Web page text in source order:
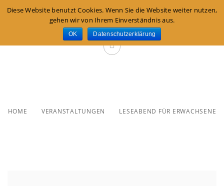
HOME VERANSTALTUNGEN LESEABEND FÜR ERWACHSENE
Diese Website benutzt Cookies. Wenn Sie die Website weiter nutzen,
gehen wir von Ihrem Einverständnis aus.
OK Datenschutzerklärung